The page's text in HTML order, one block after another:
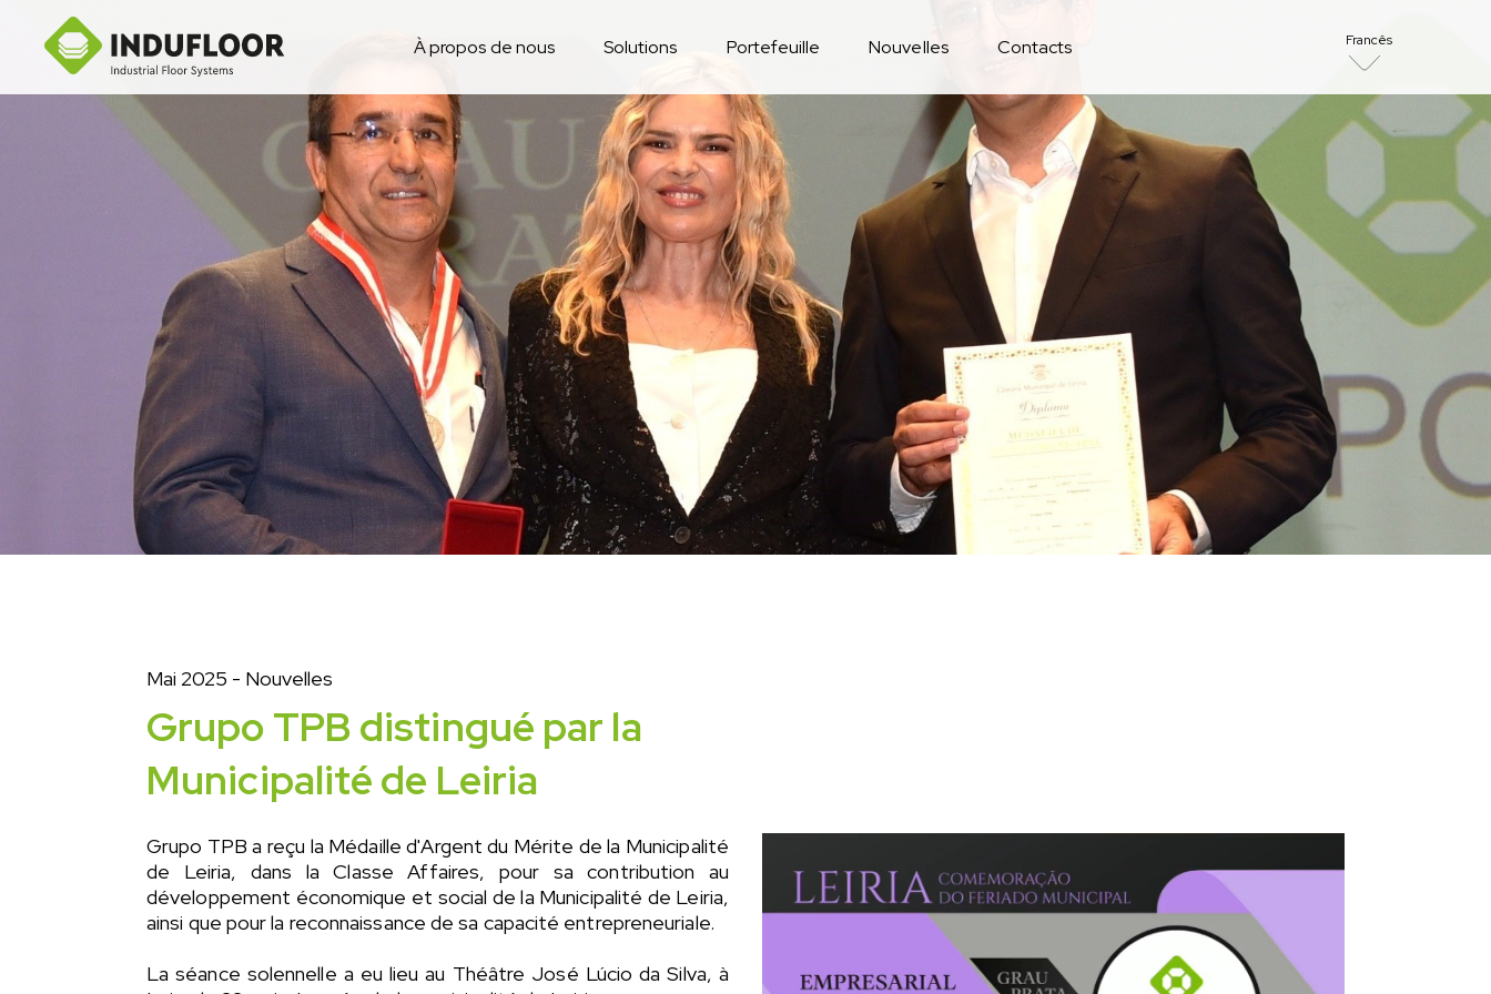
À propos de nous Solutions Portefeuille Nouvelles Contacts Francês
Mai 2025 - Nouvelles
Grupo TPB distingué par la
Municipalité de Leiria
Grupo TPB a reçu la Médaille d'Argent du Mérite de la Municipalité
de Leiria, dans la Classe Affaires, pour sa contribution au
développement économique et social de la Municipalité de Leiria,
ainsi que pour la reconnaissance de sa capacité entrepreneuriale.
La séance solennelle a eu lieu au Théâtre José Lúcio da Silva, à